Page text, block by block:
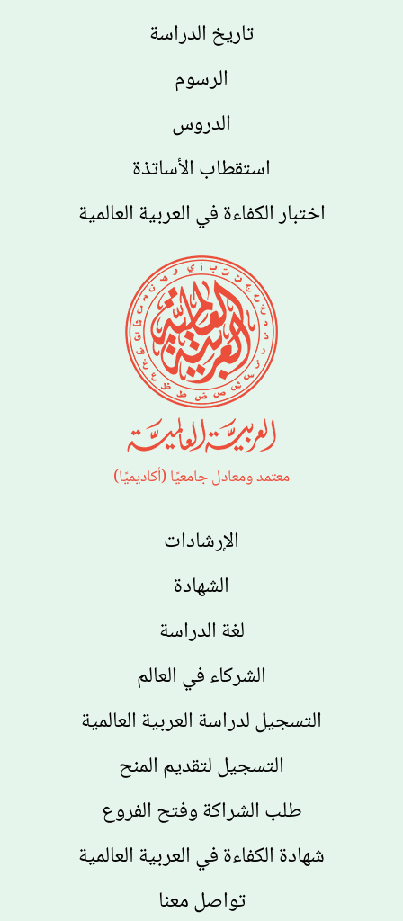
تاريخ الدراسة
الرسوم
الدروس
استقطاب الأساتذة
اختبار الكفاءة في العربية العالمية
معتمد ومعادل جامعيًا (أكاديميًا)
الإرشادات
الشهادة
لغة الدراسة
الشركاء في العالم
التسجيل لدراسة العربية العالمية
التسجيل لتقديم المنح
طلب الشراكة وفتح الفروع
شهادة الكفاءة في العربية العالمية
تواصل معنا